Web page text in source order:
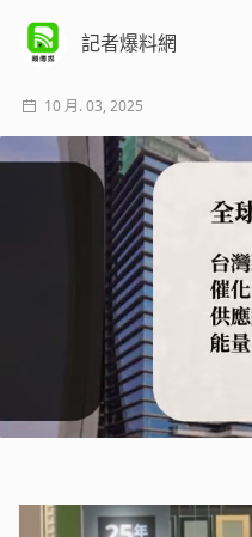
記者爆料網
10 月. 03, 2025